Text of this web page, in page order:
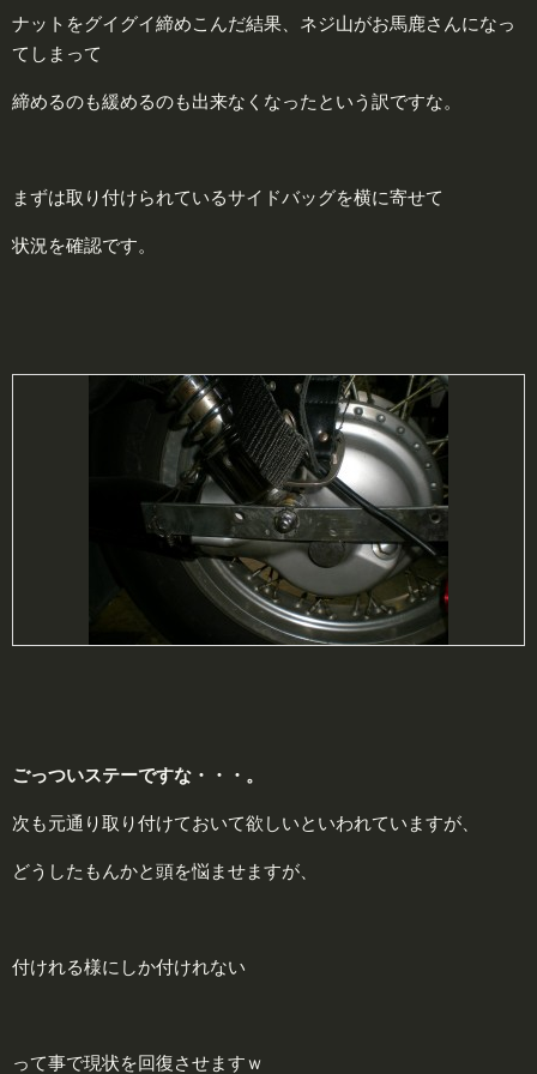
ナットをグイグイ締めこんだ結果、ネジ山がお馬鹿さんになっ
てしまって
締めるのも緩めるのも出来なくなったという訳ですな。
まずは取り付けられているサイドバッグを横に寄せて
状況を確認です。
ごっついステーですな・・・。
次も元通り取り付けておいて欲しいといわれていますが、
どうしたもんかと頭を悩ませますが、
付けれる様にしか付けれない
って事で現状を回復させますｗ